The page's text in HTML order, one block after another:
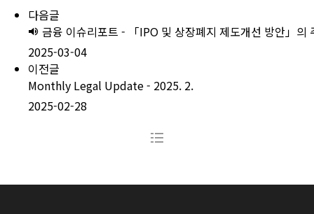
다음글
금융 이슈리포트 - 「IPO 및 상장폐지 제도개선 방안」의
2025-03-04
이전글
Monthly Legal Update - 2025. 2.
2025-02-28